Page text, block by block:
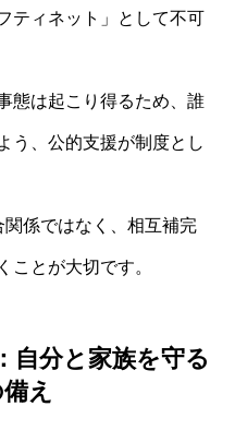
ティネット」として不可
態は起こり得るため、誰
う、公的支援が制度とし
係ではなく、相互補完
ことが大切です。
自分と家族を守る
え